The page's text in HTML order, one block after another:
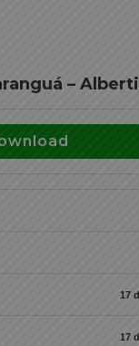
–
17
17